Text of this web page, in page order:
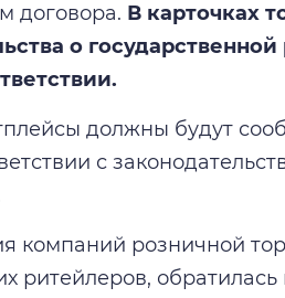
договора. В карточках
о
должны будут
с
компаний розничной
ритейлеров,